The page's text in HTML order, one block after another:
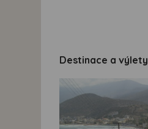
Destinace a výlety